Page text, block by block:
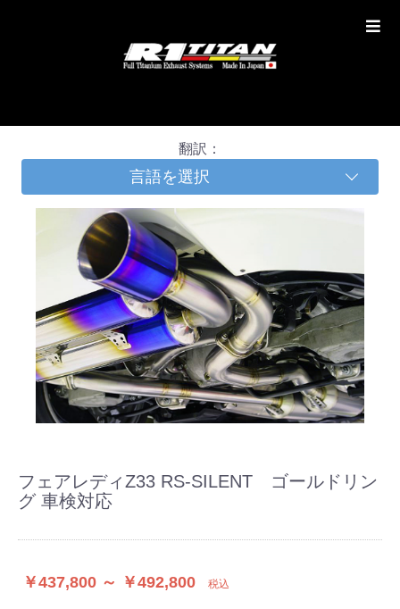
翻訳：
言語を選択
フェアレディZ33 RS-SILENT ゴールドリン
グ 車検対応
￥437,800 ～ ￥492,800 税込